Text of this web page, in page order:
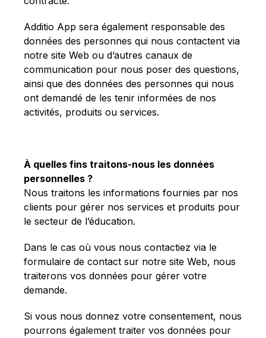
Additio App sera également responsable des
données des personnes qui nous contactent via
notre site Web ou d’autres canaux de
communication pour nous poser des questions,
ainsi que des données des personnes qui nous
ont demandé de les tenir informées de nos
activités, produits ou services.
À quelles fins traitons-nous les données
personnelles ?
Nous traitons les informations fournies par nos
clients pour gérer nos services et produits pour
le secteur de l’éducation.
Dans le cas où vous nous contactiez via le
formulaire de contact sur notre site Web, nous
traiterons vos données pour gérer votre
demande.
Si vous nous donnez votre consentement, nous
pourrons également traiter vos données pour